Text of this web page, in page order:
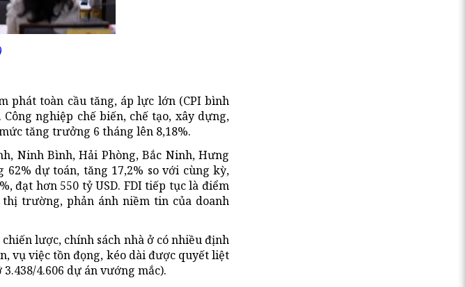
phát toàn cầu tăng, áp lực lớn (CPI bình
nghiệp chế biến, chế tạo, xây dựng,
tăng trưởng 6 tháng lên 8,18%.
Ninh Bình, Hải Phòng, Bắc Ninh, Hưng
62% dự toán, tăng 17,2% so với cùng kỳ,
đạt hơn 550 tỷ USD. FDI tiếp tục là điểm
trường, phản ánh niềm tin của doanh
lược, chính sách nhà ở có nhiều định
vụ việc tồn đọng, kéo dài được quyết liệt
4.606 dự án vướng mắc).